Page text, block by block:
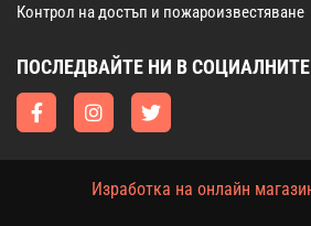
Контрол на достъп и пожароизвестяване
ПОСЛЕДВАЙТЕ НИ В
Изработка на онлайн